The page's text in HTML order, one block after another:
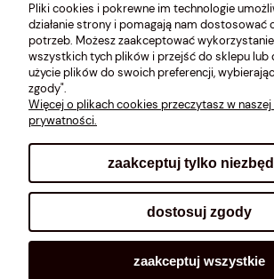
ROZMIARÓWKA [cm]
REGULAMIN
METODY PŁATNOŚCI
Sklep internetowy Shoplo.pl,
Pliki cookies i pokrewne im technologie
działanie strony i pomagają nam dostosować
potrzeb. Możesz zaakceptować
wszystkich tych plików i przejść do sklepu
użycie plików do swoich preferencji,
zgody".
Więcej o plikach cookies przeczytasz w
prywatności.
zaakceptuj tylko
dostosuj zgody
zaakceptuj wszystkie